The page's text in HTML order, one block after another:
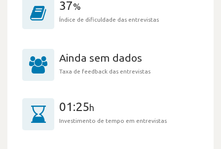
37%
Índice de dificuldade das entrevistas
Ainda sem dados
Taxa de feedback das entrevistas
01:25h
Investimento de tempo em entrevistas